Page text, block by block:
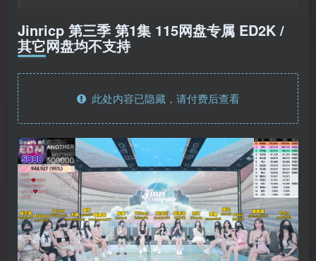
Jinricp 第三季 第1集 115网盘专属 ED2K /
其它网盘均不支持
此处内容已隐藏，请付费后查看